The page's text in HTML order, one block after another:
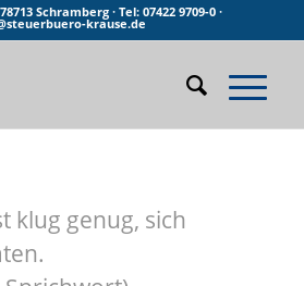
Schramberg · Tel: 07422 9709-0 ·
krause.de
klug genug, sich